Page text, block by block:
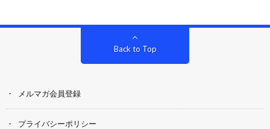
Back to Top
メルマガ会員登録
プライバシーポリシー